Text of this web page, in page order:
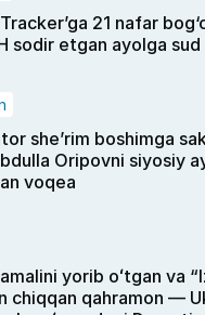
21 nafar
sodir etgan ayolga sud
she’rim boshimga
Oripovni siyosiy
voqea
yorib oʻtgan va
chiqqan qahramon —